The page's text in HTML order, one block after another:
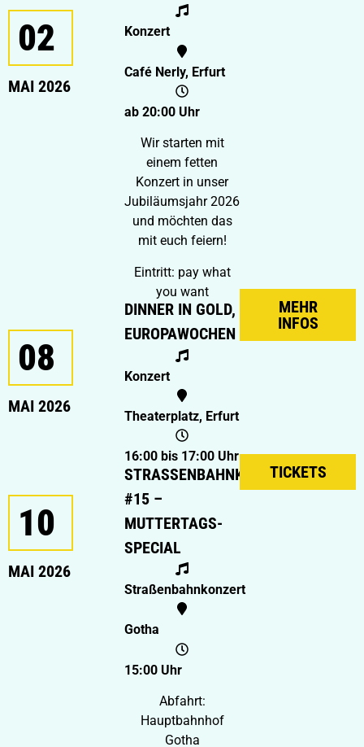
02
MAI 2026
Konzert
Café Nerly, Erfurt
ab 20:00 Uhr
Wir starten mit
einem fetten
Konzert in unser
Jubiläumsjahr 2026
und möchten das
mit euch feiern!
Eintritt: pay what
you want
08
MAI 2026
DINNER IN GOLD,
EUROPAWOCHEN
Konzert
Theaterplatz, Erfurt
16:00 bis 17:00 Uhr
MEHR
INFOS
10
MAI 2026
STRASSENBAHNKONZERT #
15 – M
UTTERTAGS-S
PECIAL
Straßenbahnkonzert
Gotha
15:00 Uhr
Abfahrt:
Hauptbahnhof
Gotha
TICKETS